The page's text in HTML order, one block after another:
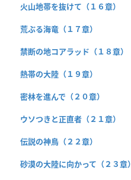
火山地帯を抜けて（１６章）
荒ぶる海竜（１７章）
禁断の地コアラッド（１８章）
熱帯の大陸（１９章）
密林を進んで（２０章）
ウソつきと正直者（２１章）
伝説の神鳥（２２章）
砂漠の大陸に向かって（２３章）